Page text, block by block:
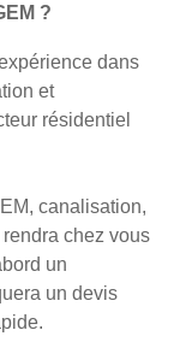
?
dans
et
résidentiel
canalisation,
chez vous
un
un devis